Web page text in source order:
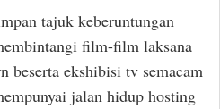
tajuk keberuntungan
film-film laksana
beserta ekshibisi tv semacam
jalan hidup hosting